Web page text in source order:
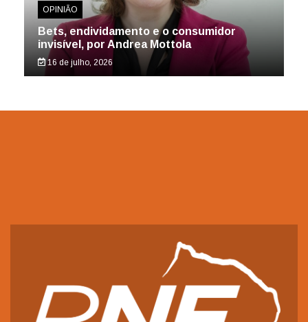
OPINIÃO
Bets, endividamento e o consumidor
invisível, por Andrea Mottola
16 de julho, 2026